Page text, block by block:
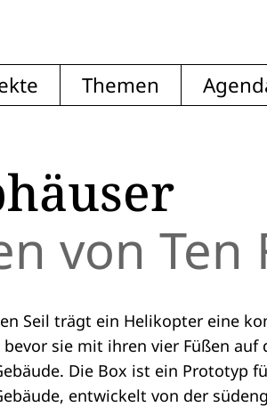
Themen
von Ten
Seil trägt ein Helikopter eine
bevor sie mit ihren vier Füßen
Die Box ist ein Prototyp
entwickelt von der